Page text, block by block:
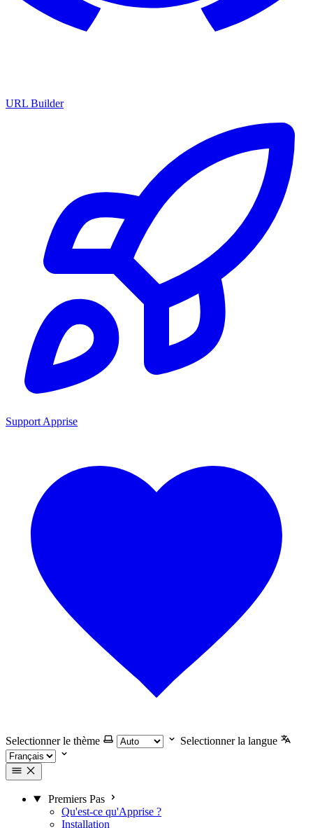
URL Builder
Support Apprise
Selectionner le thème Selectionner la langue
Premiers Pas
Qu'est-ce qu'Apprise ?
Installation